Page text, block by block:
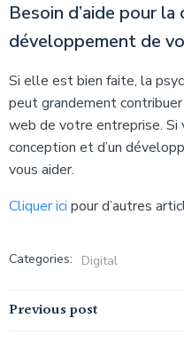
Besoin d’aide pour
développement de
Si elle est bien faite, la
peut grandement
web de votre entreprise. Si
conception et d’un
vous aider.
Cliquer ici pour d’autres
Categories: Digital
Navigation
Previous post